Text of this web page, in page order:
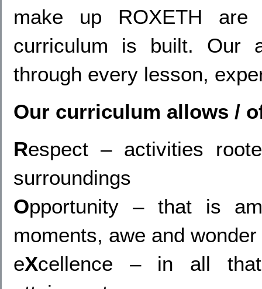
make up ROXETH
curriculum is built. Our
through every lesson,
Our curriculum allows /
Respect – activities
surroundings
Opportunity – that is
moments, awe and
eXcellence – in all